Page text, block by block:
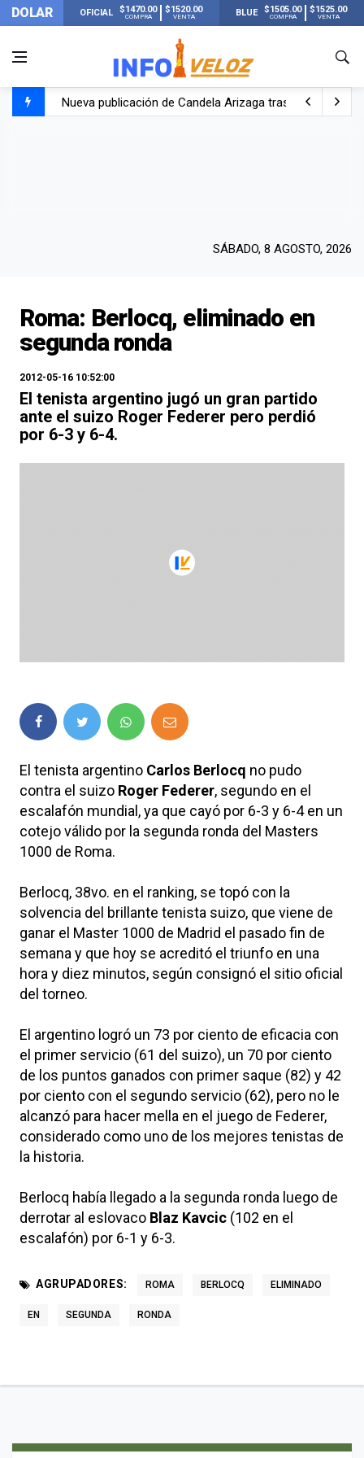
DOLAR OFICIAL $1470.00
COMPRA
$1520.00
VENTA BLUE $1505.00
COMPRA
$1525.00
VENTA
Nueva publicación de Candela Arizaga tras el
Un joven murió quemado por su novia en San Luis:
SÁBADO, 8 AGOSTO, 2026
Roma: Berlocq, eliminado en
segunda ronda
2012-05-16 10:52:00
El tenista argentino jugó un gran partido
ante el suizo Roger Federer pero perdió
por 6-3 y 6-4.
El tenista argentino Carlos Berlocq no pudo
contra el suizo Roger Federer, segundo en el
escalafón mundial, ya que cayó por 6-3 y 6-4 en un
cotejo válido por la segunda ronda del Masters
1000 de Roma.
Berlocq, 38vo. en el ranking, se topó con la
solvencia del brillante tenista suizo, que viene de
ganar el Master 1000 de Madrid el pasado fin de
semana y que hoy se acreditó el triunfo en una
hora y diez minutos, según consignó el sitio oficial
del torneo.
El argentino logró un 73 por ciento de eficacia con
el primer servicio (61 del suizo), un 70 por ciento
de los puntos ganados con primer saque (82) y 42
por ciento con el segundo servicio (62), pero no le
alcanzó para hacer mella en el juego de Federer,
considerado como uno de los mejores tenistas de
la historia.
Berlocq había llegado a la segunda ronda luego de
derrotar al eslovaco Blaz Kavcic (102 en el
escalafón) por 6-1 y 6-3.
AGRUPADORES: ROMA BERLOCQ ELIMINADO
EN SEGUNDA RONDA